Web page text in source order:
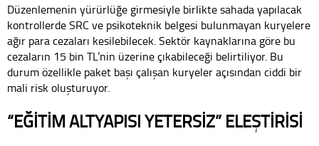
Düzenlemenin yürürlüğe girmesiyle birlikte sahada yapılacak
kontrollerde SRC ve psikoteknik belgesi bulunmayan kuryelere
ağır para cezaları kesilebilecek. Sektör kaynaklarına göre bu
cezaların 15 bin TL’nin üzerine çıkabileceği belirtiliyor. Bu
durum özellikle paket başı çalışan kuryeler açısından ciddi bir
mali risk oluşturuyor.
“EĞİTİM ALTYAPISI YETERSİZ” ELEŞTİRİSİ